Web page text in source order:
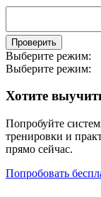
Проверить
Выберите режим:
Выберите режим:
Хотите
Попробуйте
тренировки и
прямо сейчас.
Попробовать